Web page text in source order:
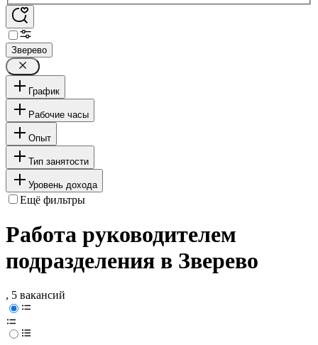
Зверево
График
Рабочие часы
Опыт
Тип занятости
Уровень дохода
Ещё фильтры
Работа руководителем
подразделения в Зверево
, 5 вакансий